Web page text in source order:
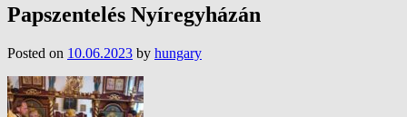
Papszentelés Nyíregyházán
Posted on 10.06.2023 by hungary